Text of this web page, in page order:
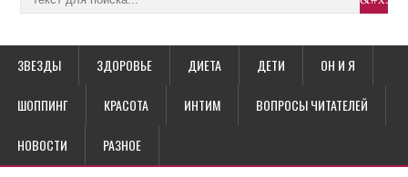
ЗВЕЗДЫ ЗДОРОВЬЕ ДИЕТА ДЕТИ ОН И Я
ШОППИНГ КРАСОТА ИНТИМ ВОПРОСЫ ЧИТАТЕЛЕЙ
НОВОСТИ РАЗНОЕ